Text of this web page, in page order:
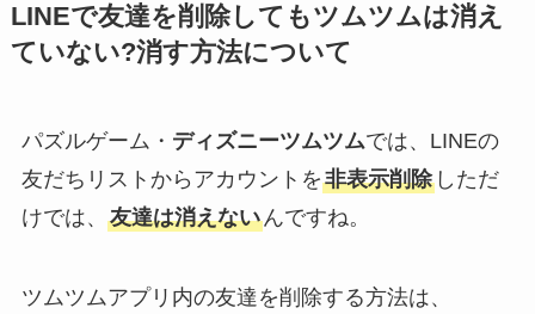
LINEで友達を削除してもツムツムは消え
ていない?消す方法について
パズルゲーム・ ディズニーツムツムでは、LINEの
友だちリストからアカウントを非表示削除しただ
けでは、 友達は消えないんですね。
ツムツムアプリ内の友達を削除する方法は、